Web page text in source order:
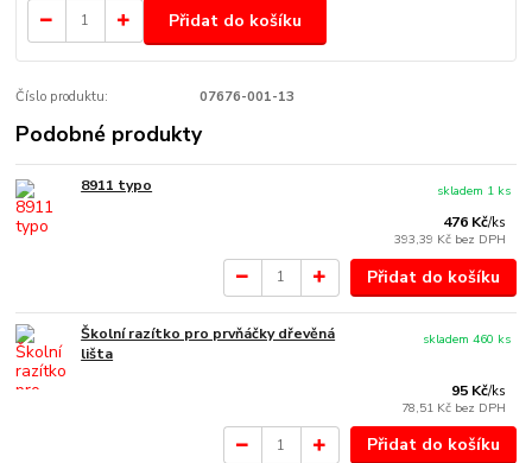
Přidat do košíku
Číslo produktu: 07676-001-13
Podobné produkty
8911 typo
476 Kč/ks
393,39 Kč bez DPH
skladem 1 ks
Přidat do košíku
Školní razítko pro prvňáčky dřevěná
lišta
95 Kč/ks
78,51 Kč bez DPH
skladem 460 ks
Přidat do košíku